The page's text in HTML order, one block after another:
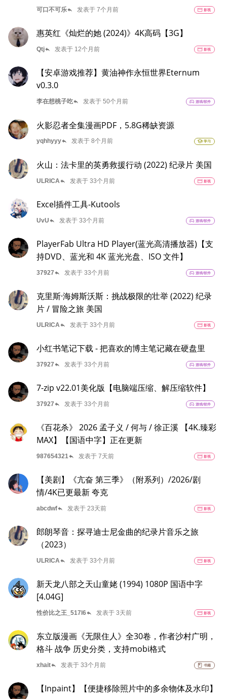
可口不可乐reply 发表于 7个月前 movie 影视
惠英红《灿烂的她 (2024)》4K高码【3G】
Qtjreply 发表于 12个月前 movie 影视
【安卓游戏推荐】黄油神作永恒世界Eternum
v0.3.0
李在想桃子吃reply 发表于 50个月前 sports_esports 游戏/软件
火影忍者全集漫画PDF，5.8G稀缺资源
yqhhyyyreply 发表于 8个月前 school 学习
火山：法卡里的英勇救援行动 (2022) 纪录片 美国
ULRICAreply 发表于 33个月前 movie 影视
Excel插件工具-Kutools
UvUreply 发表于 33个月前 sports_esports 游戏/软件
PlayerFab Ultra HD Player(蓝光高清播放器)【支
持DVD、蓝光和 4K 蓝光光盘、ISO 文件】
37927reply 发表于 33个月前 sports_esports 游戏/软件
克里斯·海姆斯沃斯：挑战极限的壮举 (2022) 纪录
片 / 冒险之旅 美国
ULRICAreply 发表于 33个月前 movie 影视
小红书笔记下载 - 把喜欢的博主笔记藏在硬盘里
37927reply 发表于 33个月前 sports_esports 游戏/软件
7-zip v22.01美化版【电脑端压缩、解压缩软件】
37927reply 发表于 33个月前 sports_esports 游戏/软件
《百花杀》 2026 孟子义 / 何与 / 徐正溪 【4K.臻彩
MAX】【国语中字】正在更新
987654321reply 发表于 7天前 movie 影视
【美剧】《亢奋 第三季》（附系列）/2026/剧
情/4K已更最新 夸克
abcdwfreply 发表于 23天前 movie 影视
郎朗琴音：探寻迪士尼金曲的纪录片音乐之旅
（2023）
ULRICAreply 发表于 33个月前 movie 影视
新天龙八部之天山童姥 (1994) 1080P 国语中字
[4.04G]
性价比之王_517l6reply 发表于 3天前 movie 影视
东立版漫画《无限住人》全30卷，作者沙村广明，
格斗 战争 历史分类，支持mobi格式
xhaitreply 发表于 33个月前 book 书籍
【Inpaint】【便捷移除照片中的多余物体及水印】